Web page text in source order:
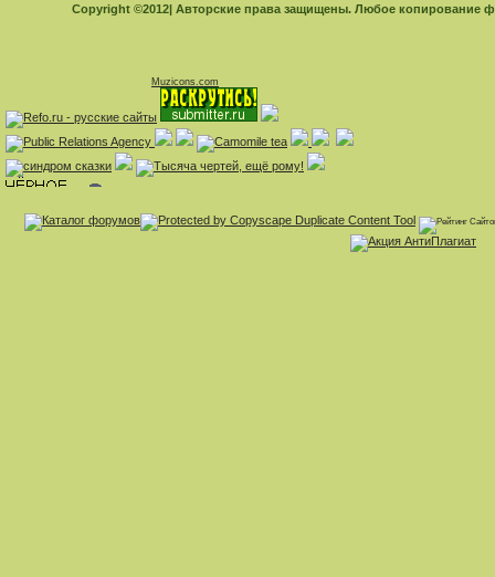
Copyright ©2012| Авторские права защищены. Любое копирование
Muzicons.com